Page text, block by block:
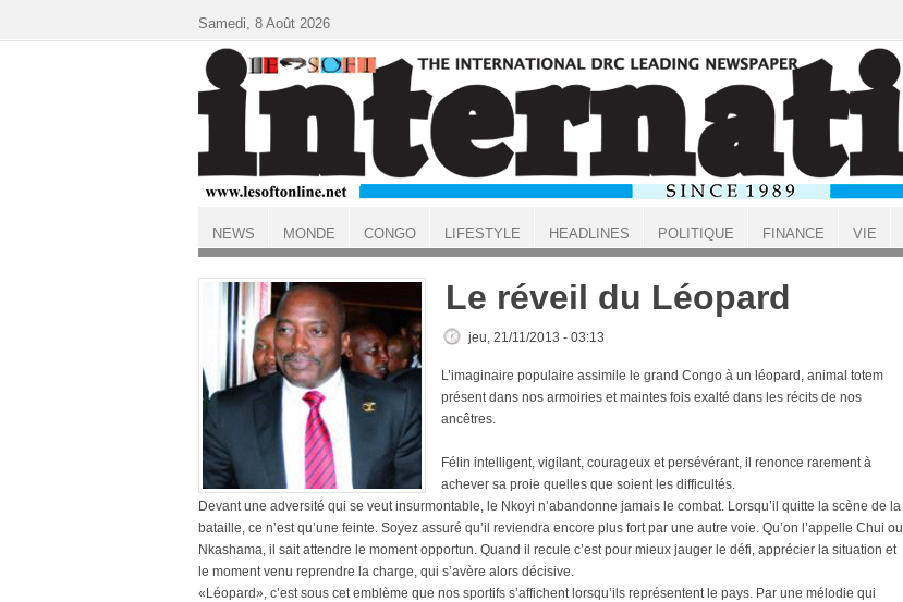
ACCUEIL
Le réveil du Léopard
jeu, 21/11/2013 - 03:13
L’imaginaire populaire assimile le grand Congo à un léopard, animal totem
présent dans nos armoiries et maintes fois exalté dans les récits de nos
ancêtres.
Félin intelligent, vigilant, courageux et persévérant, il renonce rarement à
achever sa proie quelles que soient les difficultés.
Devant une adversité qui se veut insurmontable, le Nkoyi n’abandonne jamais le combat. Lorsqu’il quitte la scène de la
bataille, ce n’est qu’une feinte. Soyez assuré qu’il reviendra encore plus fort par une autre voie. Qu’on l’appelle Chui ou
Nkashama, il sait attendre le moment opportun. Quand il recule c’est pour mieux jauger le défi, apprécier la situation et
le moment venu reprendre la charge, qui s’avère alors décisive.
«Léopard», c’est sous cet emblème que nos sportifs s’affichent lorsqu’ils représentent le pays. Par une mélodie qui
Samedi, 8 Août 2026
NEWS MONDE CONGO LIFESTYLE HEADLINES POLITIQUE FINANCE VIE